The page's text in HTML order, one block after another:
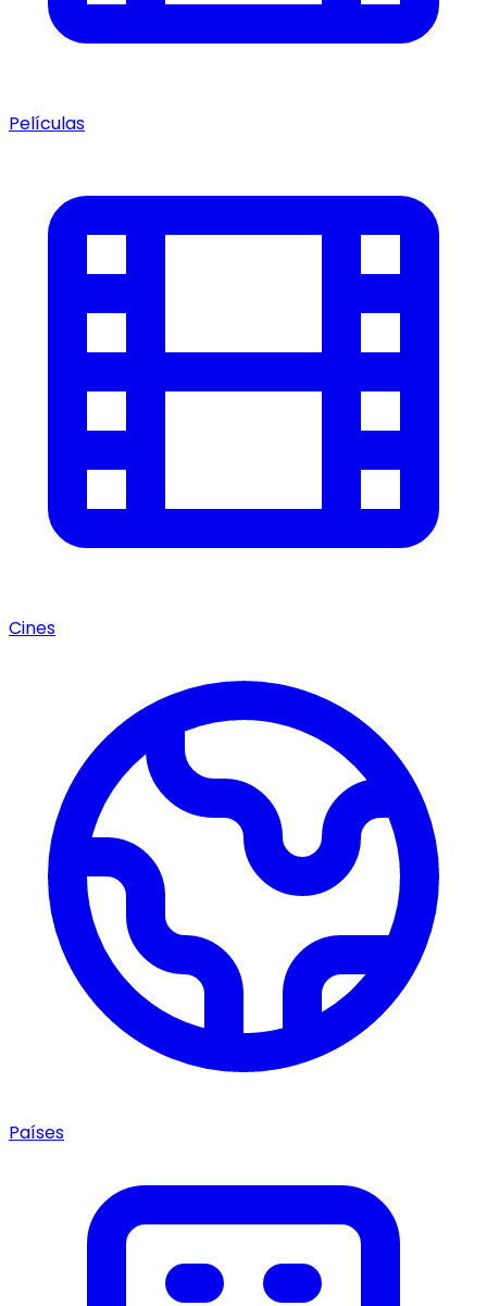
Películas
Cines
Países